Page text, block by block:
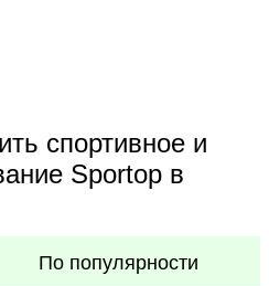
спортивное и
Sportop в
По популярности